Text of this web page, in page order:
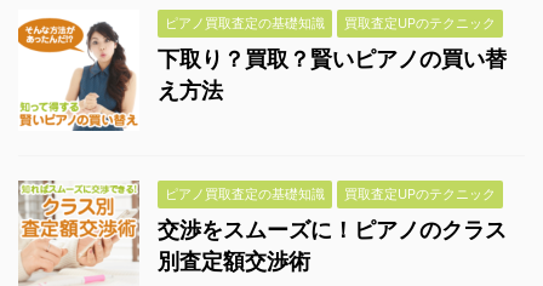
ピアノ買取査定の基礎知識 買取査定UPのテクニック
下取り？買取？賢いピアノの買い替
え方法
ピアノ買取査定の基礎知識 買取査定UPのテクニック
交渉をスムーズに！ピアノのクラス
別査定額交渉術